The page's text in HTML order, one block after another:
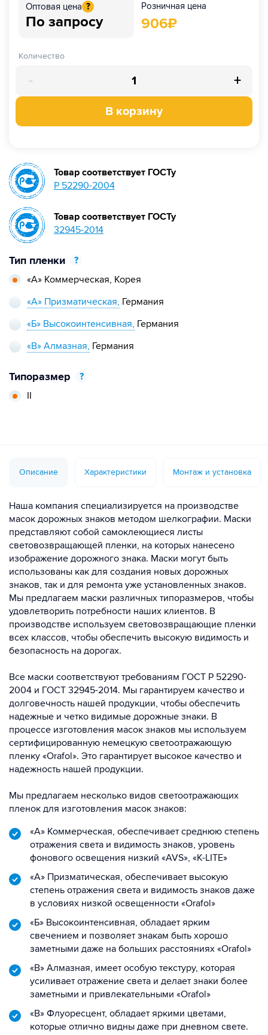
Оптовая цена ?
По запросу
Розничная цена
906₽
Количество
- +
В корзину
Тип пленки
?
«А» Коммерческая, Корея
«А» Призматическая, Германия
«Б» Высокоинтенсивная, Германия
«В» Алмазная, Германия
Типоразмер
?
II
Товар соответствует ГОСТу
Р 52290-2004
Товар соответствует ГОСТу
32945-2014
Описание Характеристики Монтаж и установка
Наша компания специализируется на производстве
масок дорожных знаков методом шелкографии. Маски
представляют собой самоклеющиеся листы
световозвращающей пленки, на которых нанесено
изображение дорожного знака. Маски могут быть
использованы как для создания новых дорожных
знаков, так и для ремонта уже установленных знаков.
Мы предлагаем маски различных типоразмеров, чтобы
удовлетворить потребности наших клиентов. В
производстве используем световозвращающие пленки
всех классов, чтобы обеспечить высокую видимость и
безопасность на дорогах.
Все маски соответствуют требованиям ГОСТ Р 52290-
2004 и ГОСТ 32945-2014. Мы гарантируем качество и
долговечность нашей продукции, чтобы обеспечить
надежные и четко видимые дорожные знаки. В
процессе изготовления масок знаков мы используем
сертифицированную немецкую светоотражающую
пленку «Orafol». Это гарантирует высокое качество и
надежность нашей продукции.
Мы предлагаем несколько видов светоотражающих
пленок для изготовления масок знаков:
«А» Коммерческая, обеспечивает среднюю степень
отражения света и видимость знаков, уровень
фонового освещения низкий «AVS», «K-LITE»
«А» Призматическая, обеспечивает высокую
степень отражения света и видимость знаков даже
в условиях низкой освещенности «Orafol»
«Б» Высокоинтенсивная, обладает ярким
свечением и позволяет знакам быть хорошо
заметными даже на больших расстояниях «Orafol»
«В» Алмазная, имеет особую текстуру, которая
усиливает отражение света и делает знаки более
заметными и привлекательными «Orafol»
«В» Флуоресцент, обладает яркими цветами,
которые отлично видны даже при дневном свете.